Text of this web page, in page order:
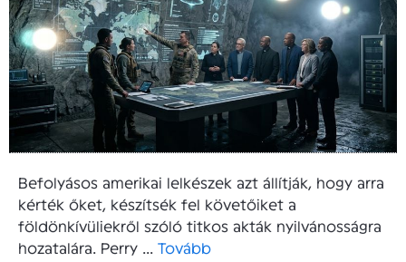
Befolyásos amerikai lelkészek azt állítják, hogy arra
kérték őket, készítsék fel követőiket a
földönkívüliekről szóló titkos akták nyilvánosságra
hozatalára. Perry ... Tovább